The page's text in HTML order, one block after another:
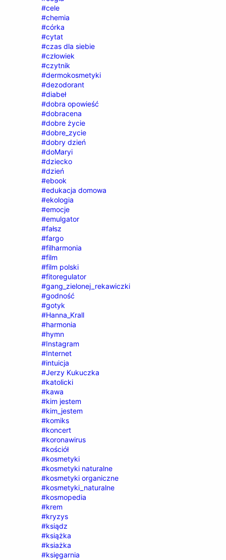
#cele
#chemia
#córka
#cytat
#czas dla siebie
#człowiek
#czytnik
#dermokosmetyki
#dezodorant
#diabeł
#dobra opowieść
#dobracena
#dobre życie
#dobre_zycie
#dobry dzień
#doMaryi
#dziecko
#dzień
#ebook
#edukacja domowa
#ekologia
#emocje
#emulgator
#fałsz
#fargo
#filharmonia
#film
#film polski
#fitoregulator
#gang_zielonej_rekawiczki
#godność
#gotyk
#Hanna_Krall
#harmonia
#hymn
#Instagram
#Internet
#intuicja
#Jerzy Kukuczka
#katolicki
#kawa
#kim jestem
#kim_jestem
#komiks
#koncert
#koronawirus
#kościół
#kosmetyki
#kosmetyki naturalne
#kosmetyki organiczne
#kosmetyki_naturalne
#kosmopedia
#krem
#kryzys
#ksiądz
#książka
#ksiażka
#księgarnia